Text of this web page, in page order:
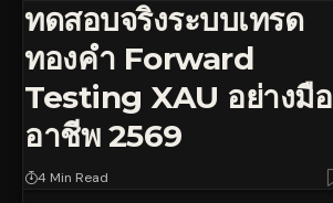
ทดสอบจริงระบบเทรด
ทองคำ Forward
Testing XAU อย่างมือ
อาชีพ 2569
4 Min Read